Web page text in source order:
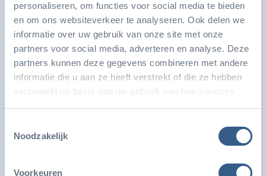
personaliseren, om functies voor social media te bieden
en om ons websiteverkeer te analyseren. Ook delen we
informatie over uw gebruik van onze site met onze
partners voor social media, adverteren en analyse. Deze
partners kunnen deze gegevens combineren met andere
informatie die u aan ze heeft verstrekt of die ze hebben
verzameld op basis van uw gebruik van hun services.
Noodzakelijk
Voorkeuren
Der Burgers’ Zoo entwickelt das grösste
Seegras-Aquarium der Welt
Der Königliche Burgers’ Zoo entwickelt das weltweit
größte Seegras-Aquarium mit einem Volumen von
üb…